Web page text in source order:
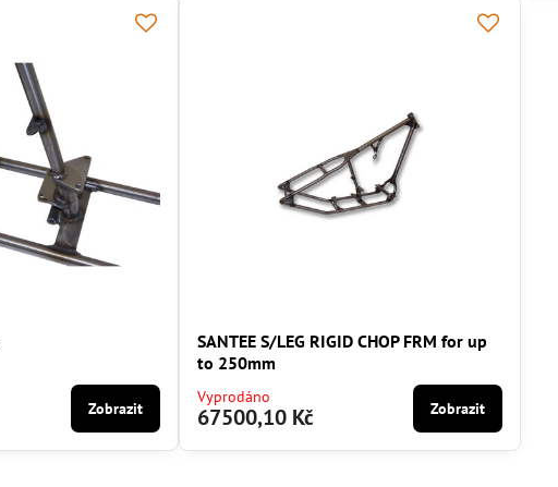
Zobrazit
SANTEE S/LEG RIGID CHOP FRM for up
to 250mm
Vyprodáno
67500,10 Kč Zobrazit